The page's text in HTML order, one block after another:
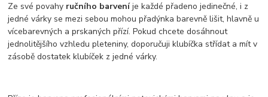
Ze své povahy ručního barveníje každé přadeno jedinečné, i z
jedné várky se mezi sebou mohou přadýnka barevně lišit, hlavně u
vícebarevných a prskaných přízí. Pokud chcete dosáhnout
jednolitějšího vzhledu pleteniny, doporučuji klubíčka střídat a mít v
zásobě dostatek klubíček z jedné várky.